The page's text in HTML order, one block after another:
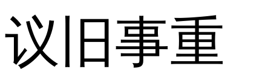
议旧事重